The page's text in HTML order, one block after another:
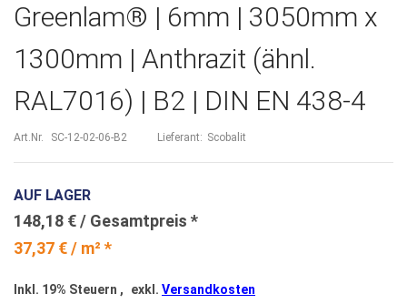
Greenlam® | 6mm | 3050mm x
1300mm | Anthrazit (ähnl.
RAL7016) | B2 | DIN EN 438-4
Art.Nr. SC-12-02-06-B2 Lieferant: Scobalit
AUF LAGER
37,37 € / m² *
148,18 €
Inkl. 19% Steuern , exkl. Versandkosten